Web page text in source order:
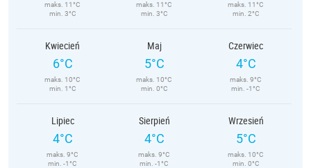
maks. 11°C
min. 3°C
maks. 11°C
min. 3°C
maks. 11°C
min. 2°C
Kwiecień
6°C
maks. 10°C
min. 1°C
Maj
5°C
maks. 10°C
min. 0°C
Czerwiec
4°C
maks. 9°C
min. -1°C
Lipiec
4°C
maks. 9°C
min. -1°C
Sierpień
4°C
maks. 9°C
min. -1°C
Wrzesień
5°C
maks. 10°C
min. 0°C